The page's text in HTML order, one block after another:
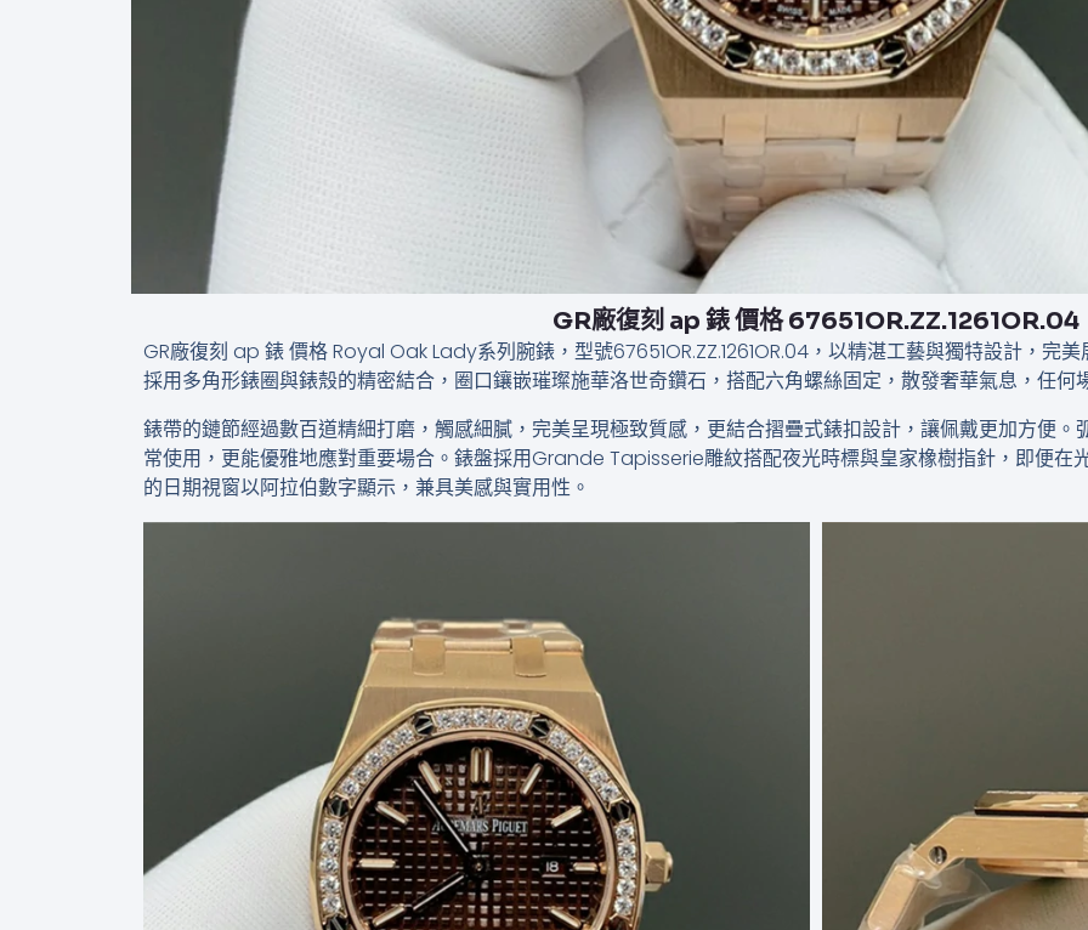
GR廠復刻 ap 錶 價格​​ 67651OR.ZZ.1261OR.04
GR廠復刻 ap 錶 價格​​ Royal Oak Lady系列腕錶，型號67651OR.ZZ.1261OR.04，以精湛工藝與獨特設計，完
採用多角形錶圈與錶殼的精密結合，圈口鑲嵌璀璨施華洛世奇鑽石，搭配六角螺絲固定，散發奢華氣息，任何
錶帶的鏈節經過數百道精細打磨，觸感細膩，完美呈現極致質感，更結合摺疊式錶扣設計，讓佩戴更加方便
常使用，更能優雅地應對重要場合。錶盤採用Grande Tapisserie雕紋搭配夜光時標與皇家橡樹指針，即便在
的日期視窗以阿拉伯數字顯示，兼具美感與實用性。